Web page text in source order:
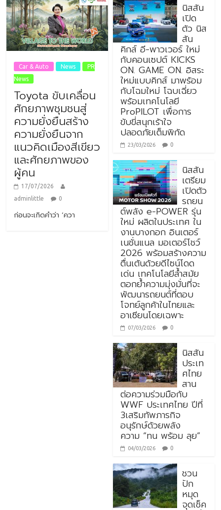
Car & Auto News
PR
News
Toyota ขับเคลื่อน
ศักยภาพชุมชนสู่
ความยั่งยืนสร้าง
ความยั่งยืนจาก
แนวคิดเมืองสีเขียว
และศักยภาพของ
ผู้คน
17/07/2026
adminlittle
0
ก่อนจะเกิดคำว่า ‘ควา
นิสสัน
เปิด
ตัว นิส
สัน
คิกส์ อี-พาวเวอร์ ใหม่
กับคอนเซปต์ KICKS
ON. GAME ON. อิสระ
ใหม่แบบคิกส์ มาพร้อม
กับโฉมใหม่ โฉบเฉี่ยว
พร้อมเทคโนโลยี
ProPILOT เพื่อการ
ขับขี่สนุกเร้าใจ
ปลอดภัยเต็มพิกัด
23/03/2026 0
นิสสัน
เตรียม
เปิดตัว
รถยน
ต์พลัง e-POWER รุ่น
ใหม่ ผลิตในประเทศ ใน
งานบางกอก อินเตอร์
เนชั่นแนล มอเตอร์โชว์
2026 พร้อมสร้างความ
ตื่นเต้นด้วยดีไซน์โดด
เด่น เทคโนโลยีล้ำสมัย
ตอกย้ำความมุ่งมั่นที่จะ
พัฒนารถยนต์ที่ตอบ
โจทย์ลูกค้าในไทยและ
อาเซียนโดยเฉพาะ
07/03/2026 0
นิสสัน
ประเท
ศไทย
สาน
ต่อความร่วมมือกับ
WWF ประเทศไทย ปีที่
3เสริมทัพภารกิจ
อนุรักษ์ด้วยพลัง
ความ “ทน พร้อม ลุย”
04/03/2026 0
ชวน
ปัก
หมุด
จุดเช็ค